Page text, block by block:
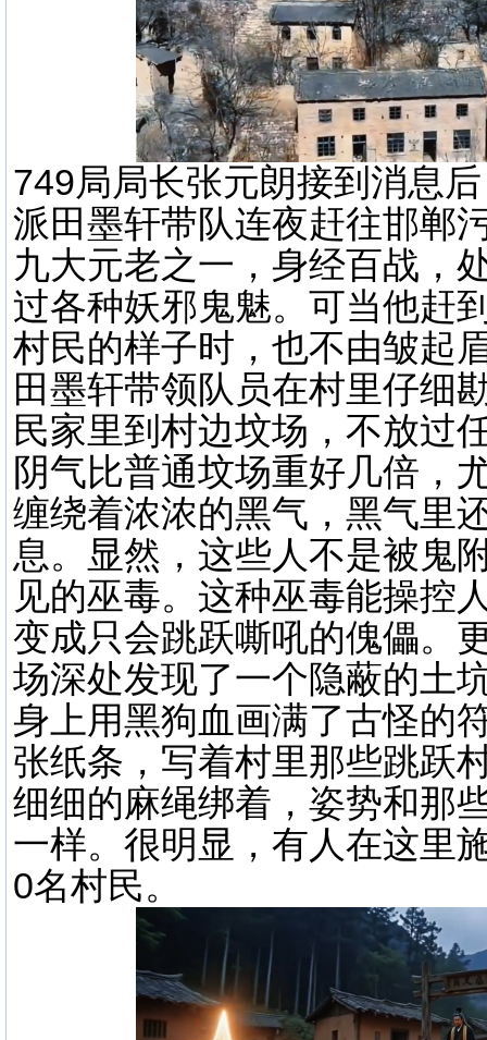
749局局长张元朗接到消息
派田墨轩带队连夜赶往邯郸
九大元老之一，身经百战，
过各种妖邪鬼魅。可当他赶
村民的样子时，也不由皱起
田墨轩带领队员在村里仔细
民家里到村边坟场，不放过
阴气比普通坟场重好几倍，
缠绕着浓浓的黑气，黑气里
息。显然，这些人不是被鬼
见的巫毒。这种巫毒能操控
变成只会跳跃嘶吼的傀儡。
场深处发现了一个隐蔽的土
身上用黑狗血画满了古怪的
张纸条，写着村里那些跳跃
细细的麻绳绑着，姿势和那
一样。很明显，有人在这里
0名村民。